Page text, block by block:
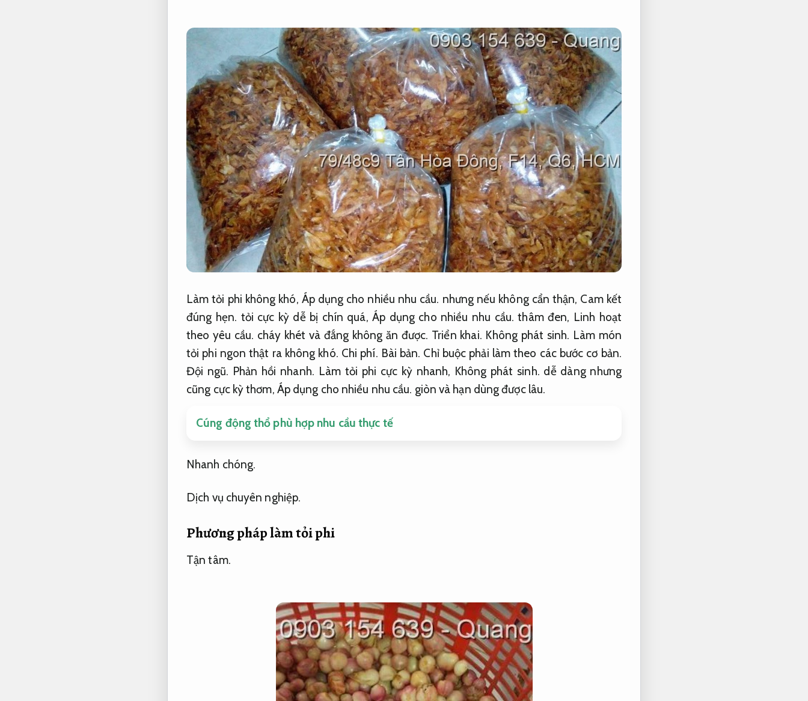
Làm tỏi phi không khó, Áp dụng cho nhiều nhu cầu. nhưng nếu không cẩn thận, Cam kết
đúng hẹn. tỏi cực kỳ dễ bị chín quá,Áp dụng cho nhiều nhu cầu. thâm đen, Linh hoạt
theo yêu cầu. cháy khét và đắng không ăn được. Triển khai. Không phát sinh. Làm món
tỏi phi ngon thật ra không khó. Chi phí. Bài bản. Chỉ buộc phải làm theo các bước cơ bản.
Đội ngũ. Phản hồi nhanh. Làm tỏi phi cực kỳ nhanh, Không phát sinh. dễ dàng nhưng
cũng cực kỳ thơm, Áp dụng cho nhiều nhu cầu. giòn và hạn dùng được lâu.
Cúng động thổ phù hợp nhu cầu thực tế
Nhanh chóng.
Dịch vụ chuyên nghiệp.
Phương pháp làm tỏi phi
Tận tâm.